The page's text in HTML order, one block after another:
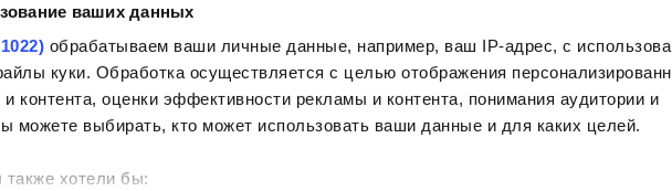
ваших данных
обрабатываем ваши личные данные, например, ваш IP-адрес, с
куки. Обработка осуществляется с целью отображения
контента, оценки эффективности рекламы и контента, понимания аудитории и
можете выбирать, кто может использовать ваши данные и для каких целей.
хотели бы: